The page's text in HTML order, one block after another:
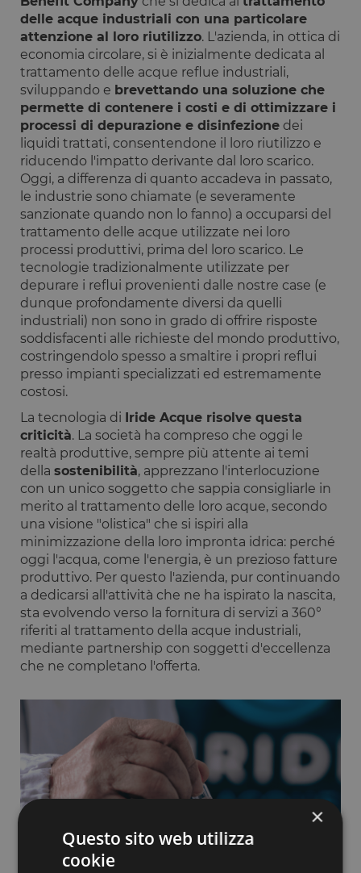
delle acque industriali con una particolare
attenzione al loro riutilizzo. L'azienda, in ottica di
economia circolare, si è inizialmente dedicata al
trattamento delle acque reflue industriali,
sviluppando e brevettando una soluzione che
permette di contenere i costi e di ottimizzare i
processi di depurazione e disinfezione dei
liquidi trattati, consentendone il loro riutilizzo e
riducendo l'impatto derivante dal loro scarico.
Oggi, a differenza di quanto accadeva in passato,
le industrie sono chiamate (e severamente
sanzionate quando non lo fanno) a occuparsi del
trattamento delle acque utilizzate nei loro
processi produttivi, prima del loro scarico. Le
tecnologie tradizionalmente utilizzate per
depurare i reflui provenienti dalle nostre case (e
dunque profondamente diversi da quelli
industriali) non sono in grado di offrire risposte
soddisfacenti alle richieste del mondo produttivo,
costringendolo spesso a smaltire i propri reflui
presso impianti specializzati ed estremamente
costosi.
La tecnologia di Iride Acque risolve questa
criticità. La società ha compreso che oggi le
realtà produttive, sempre più attente ai temi
della sostenibilità, apprezzano l'interlocuzione
con un unico soggetto che sappia consigliarle in
merito al trattamento delle loro acque, secondo
una visione "olistica" che si ispiri alla
minimizzazione della loro impronta idrica: perché
oggi l'acqua, come l'energia, è un prezioso fatture
produttivo. Per questo l'azienda, pur continuando
a dedicarsi all'attività che ne ha ispirato la nascita,
sta evolvendo verso la fornitura di servizi a 360°
riferiti al trattamento della acque industriali,
mediante partnership con soggetti d'eccellenza
che ne completano l'offerta.
×
Questo sito web utilizza
cookie